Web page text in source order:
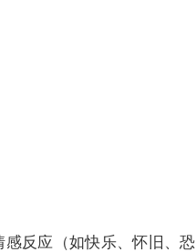
感反应（如快乐、怀旧、恐